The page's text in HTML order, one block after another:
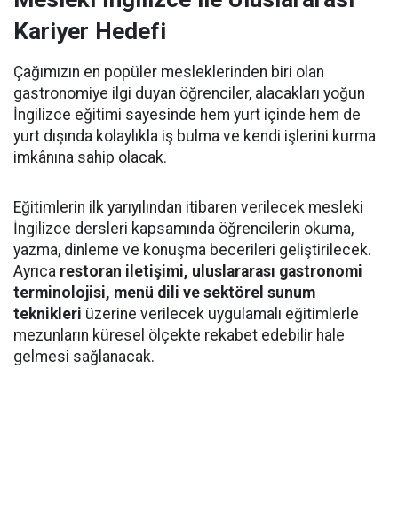
Kariyer Hedefi
Çağımızın en popüler mesleklerinden biri olan
gastronomiye ilgi duyan öğrenciler, alacakları yoğun
İngilizce eğitimi sayesinde hem yurt içinde hem de
yurt dışında kolaylıkla iş bulma ve kendi işlerini kurma
imkânına sahip olacak.
Eğitimlerin ilk yarıyılından itibaren verilecek mesleki
İngilizce dersleri kapsamında öğrencilerin okuma,
yazma, dinleme ve konuşma becerileri geliştirilecek.
Ayrıca restoran iletişimi, uluslararası gastronomi
terminolojisi, menü dili ve sektörel sunum
teknikleri üzerine verilecek uygulamalı eğitimlerle
mezunların küresel ölçekte rekabet edebilir hale
gelmesi sağlanacak.